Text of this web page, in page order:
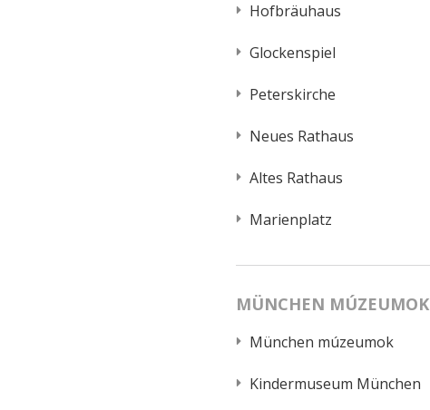
Hofbräuhaus
Glockenspiel
Peterskirche
Neues Rathaus
Altes Rathaus
Marienplatz
MÜNCHEN MÚZEUMOK
München múzeumok
Kindermuseum München